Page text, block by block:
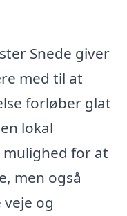
Snede giver
med til at
forløber glat
lokal
for at
men også
og